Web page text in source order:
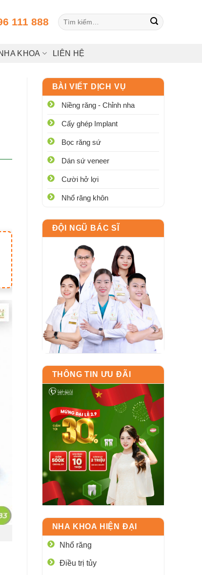
111 888
Tìm
kiếm:
KHOA LIÊN HỆ
BÀI VIẾT DỊCH VỤ
Niềng răng - Chỉnh nha
Cấy ghép Implant
Bọc răng sứ
Dán sứ veneer
Cười hở lợi
Nhổ răng khôn
ĐỘI NGŨ BÁC SĨ
THÔNG TIN ƯU ĐÃI
NHA KHOA HIỆN ĐẠI
Nhổ răng
Điều trị tủy